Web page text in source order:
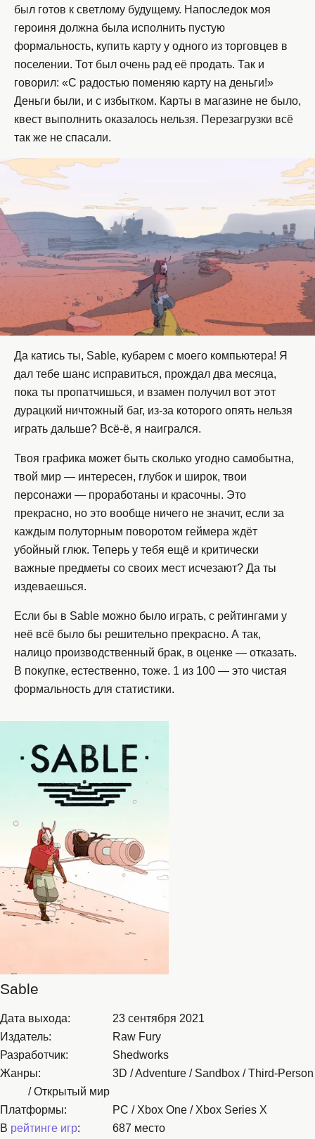
был готов к светлому будущему. Напоследок моя
героиня должна была исполнить пустую
формальность, купить карту у одного из торговцев в
поселении. Тот был очень рад её продать. Так и
говорил: «С радостью поменяю карту на деньги!»
Деньги были, и с избытком. Карты в магазине не было,
квест выполнить оказалось нельзя. Перезагрузки всё
так же не спасали.
Да катись ты, Sable, кубарем с моего компьютера! Я
дал тебе шанс исправиться, прождал два месяца,
пока ты пропатчишься, и взамен получил вот этот
дурацкий ничтожный баг, из-за которого опять нельзя
играть дальше? Всё-ё, я наигрался.
Твоя графика может быть сколько угодно самобытна,
твой мир — интересен, глубок и широк, твои
персонажи — проработаны и красочны. Это
прекрасно, но это вообще ничего не значит, если за
каждым полуторным поворотом геймера ждёт
убойный глюк. Теперь у тебя ещё и критически
важные предметы со своих мест исчезают? Да ты
издеваешься.
Если бы в Sable можно было играть, с рейтингами у
неё всё было бы решительно прекрасно. А так,
налицо производственный брак, в оценке — отказать.
В покупке, естественно, тоже. 1 из 100 — это чистая
формальность для статистики.
Sable
Дата выхода:
23 сентября 2021
Издатель:
Raw Fury
Разработчик:
Shedworks
Жанры:
3D / Adventure / Sandbox / Third-Person
/ Открытый мир
Платформы:
PC / Xbox One / Xbox Series X
В рейтинге игр:
687 место